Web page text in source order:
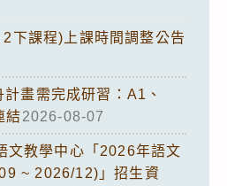
下課程)上課時間調整公告
畫需完成研習：A1、
結2026-08-07
文教學中心「2026年語文
~ 2026/12)」招生資